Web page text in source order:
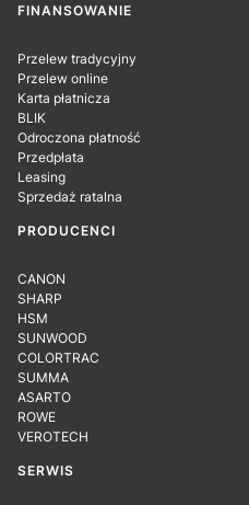
Linki w stopce
FINANSOWANIE
Przelew tradycyjny
Przelew online
Karta płatnicza
BLIK
Odroczona płatność
Przedpłata
Leasing
Sprzedaż ratalna
PRODUCENCI
CANON
SHARP
HSM
SUNWOOD
COLORTRAC
SUMMA
ASARTO
ROWE
VEROTECH
SERWIS